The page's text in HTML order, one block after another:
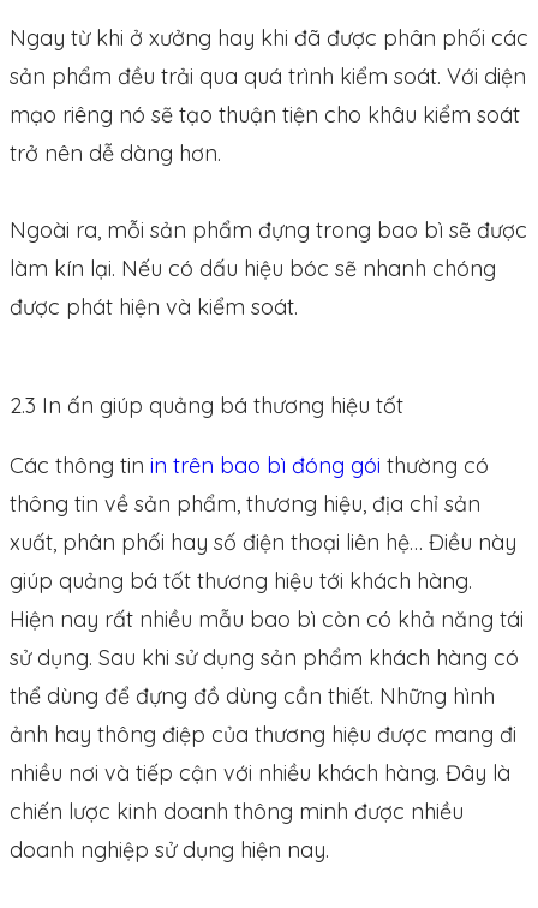
Ngay từ khi ở xưởng hay khi đã được phân phối các
sản phẩm đều trải qua quá trình kiểm soát. Với diện
mạo riêng nó sẽ tạo thuận tiện cho khâu kiểm soát
trở nên dễ dàng hơn.
Ngoài ra, mỗi sản phẩm đựng trong bao bì sẽ được
làm kín lại. Nếu có dấu hiệu bóc sẽ nhanh chóng
được phát hiện và kiểm soát.
2.3 In ấn giúp quảng bá thương hiệu tốt
Các thông tin in trên bao bì đóng gói thường có
thông tin về sản phẩm, thương hiệu, địa chỉ sản
xuất, phân phối hay số điện thoại liên hệ… Điều này
giúp quảng bá tốt thương hiệu tới khách hàng.
Hiện nay rất nhiều mẫu bao bì còn có khả năng tái
sử dụng. Sau khi sử dụng sản phẩm khách hàng có
thể dùng để đựng đồ dùng cần thiết. Những hình
ảnh hay thông điệp của thương hiệu được mang đi
nhiều nơi và tiếp cận với nhiều khách hàng. Đây là
chiến lược kinh doanh thông minh được nhiều
doanh nghiệp sử dụng hiện nay.